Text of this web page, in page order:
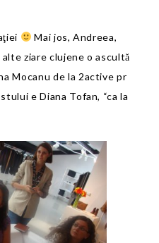
Mai jos, Andreea,
ziare clujene o ascultă
Mocanu de la 2active pr
e Diana Tofan, “ca la